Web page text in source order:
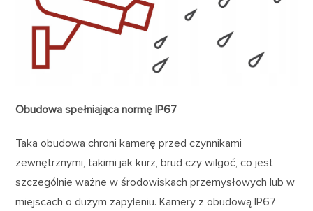
Obudowa spełniająca normę IP67
Taka obudowa chroni kamerę przed czynnikami
zewnętrznymi, takimi jak kurz, brud czy wilgoć, co jest
szczególnie ważne w środowiskach przemysłowych lub w
miejscach o dużym zapyleniu. Kamery z obudową IP67